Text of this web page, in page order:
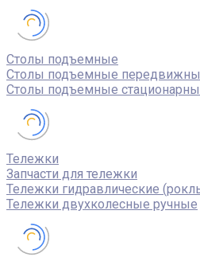
Столы подъемные
Столы подъемные
Столы подъемные
Тележки
Запчасти для тележки
Тележки гидравлические
Тележки двухколесные ручные